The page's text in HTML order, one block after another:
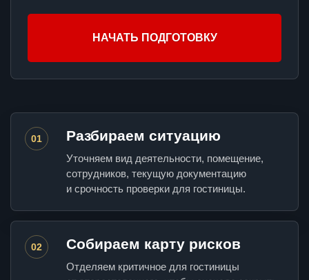
НАЧАТЬ ПОДГОТОВКУ
01 Разбираем ситуацию
Уточняем вид деятельности, помещение,
сотрудников, текущую документацию
и срочность проверки для гостиницы.
02 Собираем карту рисков
Отделяем критичное для гостиницы